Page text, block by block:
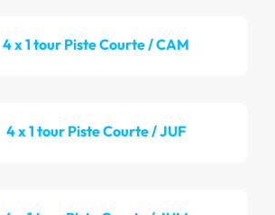
4 x 1 tour Piste Courte / CAM
4 x 1 tour Piste Courte / JUF